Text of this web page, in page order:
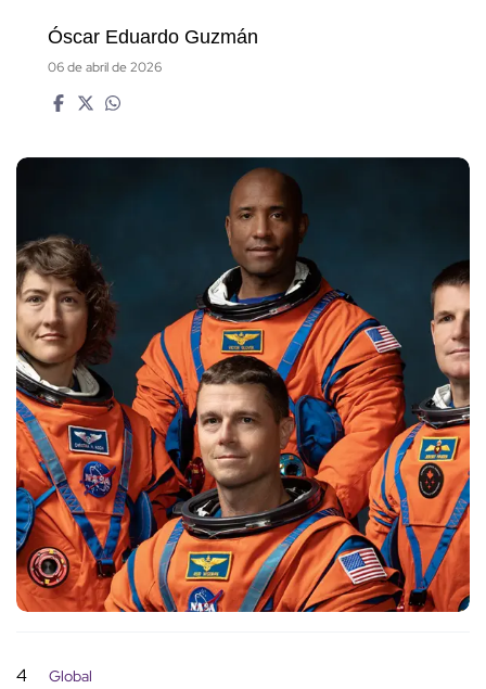
Óscar Eduardo Guzmán
06 de abril de 2026
4 Global